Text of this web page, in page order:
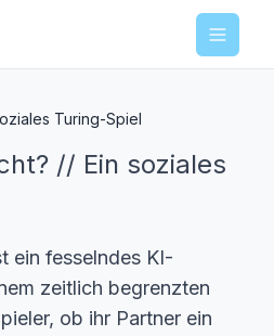
Menu
Turing-Spiel
// Ein soziales
ein fesselndes KI-
zeitlich begrenzten
ob ihr Partner ein